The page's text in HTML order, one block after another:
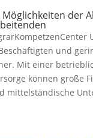
Möglichkeiten der
und
Mit einer
können große
mittelständische